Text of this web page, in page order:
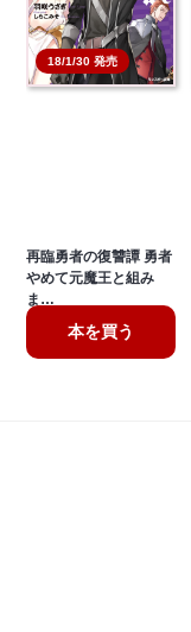
18/1/30 発売
再臨勇者の復讐譚 勇者
やめて元魔王と組み
ま…
本を買う